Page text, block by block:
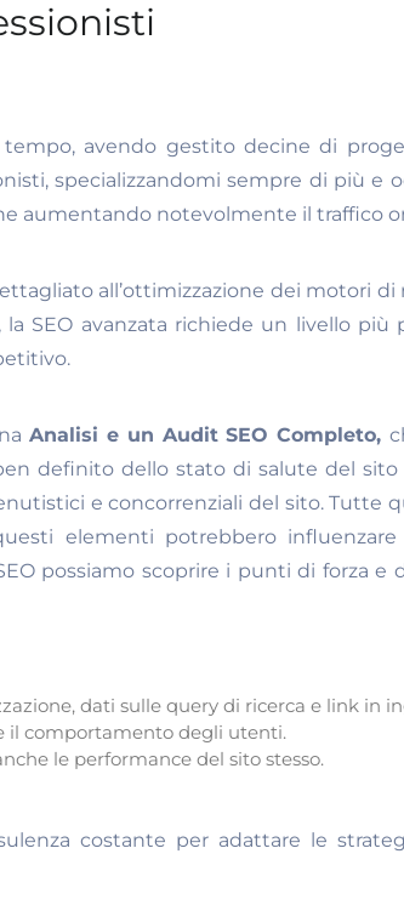
avendo gestito decine di
specializzandomi sempre di più e
aumentando notevolmente il traffico
all’ottimizzazione dei motori di
SEO avanzata richiede un livello più
Analisi e un Audit SEO Completo,
definito dello stato di salute del
e concorrenziali del sito. Tutte
elementi potrebbero
possiamo scoprire i punti di forza e
dati sulle query di ricerca e link in
il comportamento degli utenti.
le performance del sito stesso.
costante per adattare le